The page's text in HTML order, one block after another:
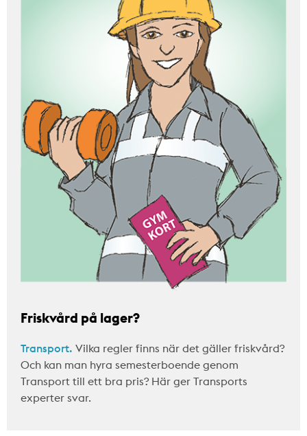
Friskvård på lager?
Transport. Vilka regler finns när det gäller friskvård?
Och kan man hyra semesterboende genom
Transport till ett bra pris? Här ger Transports
experter svar.